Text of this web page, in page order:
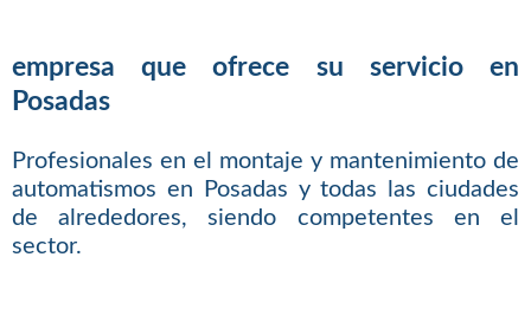
empresa que ofrece su servicio en
Posadas
Profesionales en el montaje y mantenimiento de
automatismos en Posadas y todas las ciudades
de alrededores, siendo competentes en el
sector.